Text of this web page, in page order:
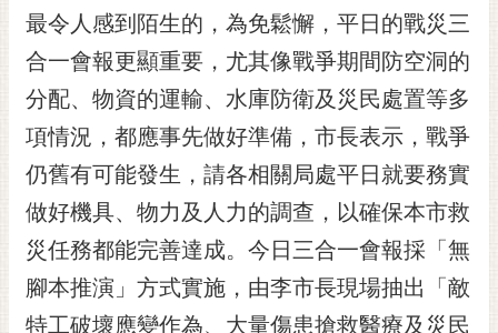
網
站
導
覽
訂
閱
RSS
訂
閱
電
最令人感到陌生的，為免鬆懈，平日的戰災三
合一會報更顯重要，尤其像戰爭期間防空洞的
分配、物資的運輸、水庫防衛及災民處置等多
項情況，都應事先做好準備，市長表示，戰爭
仍舊有可能發生，請各相關局處平日就要務實
做好機具、物力及人力的調查，以確保本市救
災任務都能完善達成。今日三合一會報採「無
腳本推演」方式實施，由李市長現場抽出「敵
特工破壞應變作為、大量傷患搶救醫療及災民